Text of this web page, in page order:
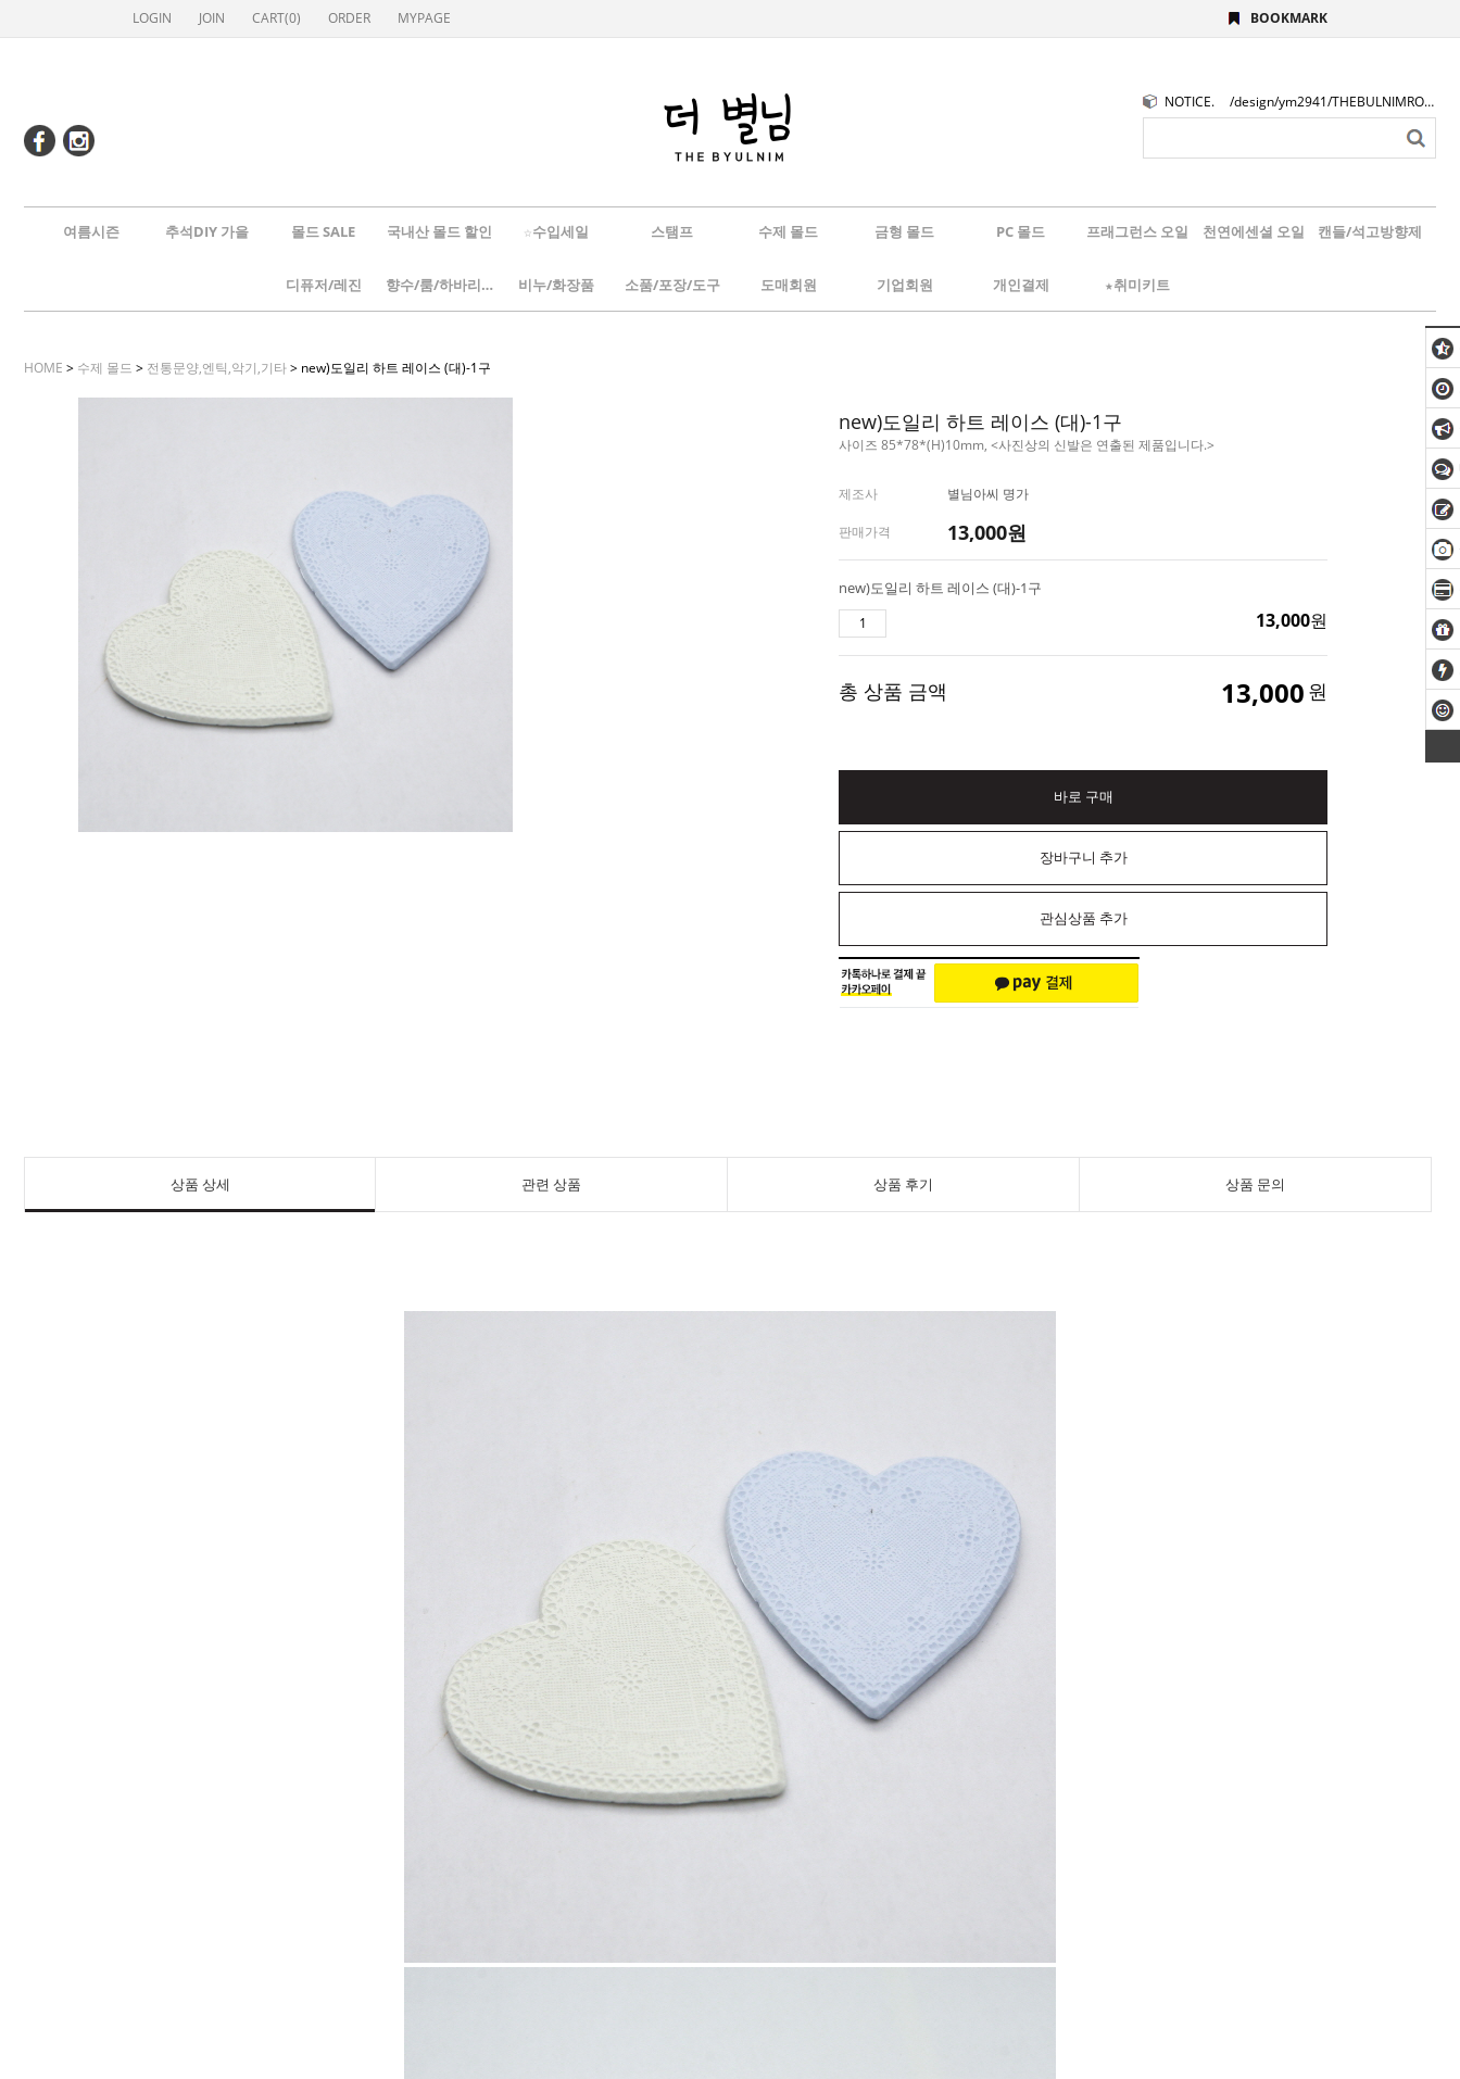
LOGIN JOIN CART(0) ORDER MYPAGE BOOKMARK
NOTICE. /design/ym2941/THEBULNIMROGO.png
여름시즌 추석DIY 가을 몰드 SALE 국내산 몰드 할인 ☆수입세일 스탬프 수제 몰드 금형 몰드 PC 몰드 프래그런스 오일 천연에센셜 오일 캔들/석고방향제
디퓨저/레진 향수/룸/하바리움 비누/화장품 소품/포장/도구 도매회원 기업회원 개인결제 ★취미키트
HOME > 수제 몰드 > 전통문양,엔틱,악기,기타> new)도일리 하트 레이스 (대)-1구
new)도일리 하트 레이스 (대)-1구
사이즈 85*78*(H)10mm, <사진상의 신발은 연출된 제품입니다.>
제조사 별님아씨 명가
판매가격 13,000원
new)도일리 하트 레이스 (대)-1구
13,000원
총 상품 금액 13,000 원
바로 구매
장바구니 추가
관심상품 추가
상품 상세 관련 상품 상품 후기 상품 문의